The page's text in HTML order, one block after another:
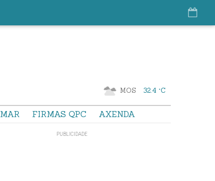
MOS 32.4 °C
MAR FIRMAS QPC AXENDA